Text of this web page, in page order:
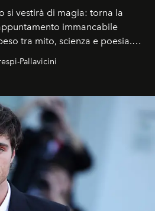
si vestirà di magia: torna la
immancabile
tra mito, scienza e poesia.
occhi si alzano verso la volta
delle
segreti
Pallavicini